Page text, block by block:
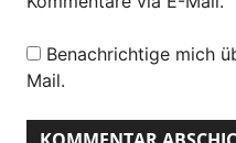
Benachrichtige mich
Mail.